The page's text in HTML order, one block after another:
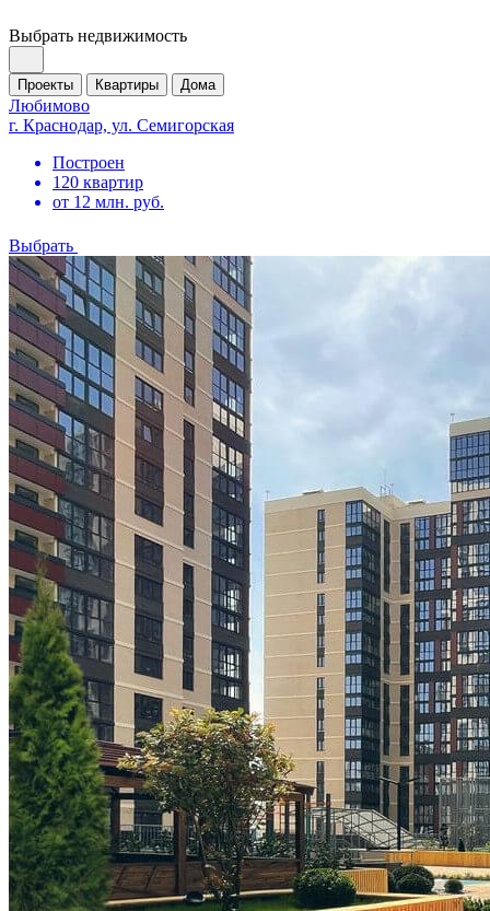
Выбрать недвижимость
Проекты Квартиры Дома
Любимово
г. Краснодар, ул. Семигорская
Построен
120 квартир
от 12 млн. руб.
Выбрать